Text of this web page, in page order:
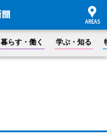
暮らす・働く 学ぶ・知る